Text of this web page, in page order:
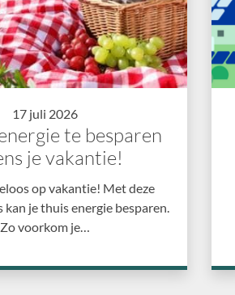
17 juli 2026
te besparen
je vakantie!
op vakantie! Met deze
kan je thuis energie besparen.
Zo voorkom je…